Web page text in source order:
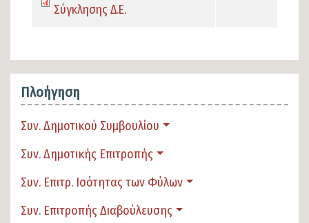
Σύγκλησης Δ.E.
Πλοήγηση
Συν. Δημοτικού Συμβουλίου
Συν. Δημοτικής Επιτροπής
Συν. Επιτρ. Ισότητας των Φύλων
Συν. Επιτροπής Διαβούλευσης